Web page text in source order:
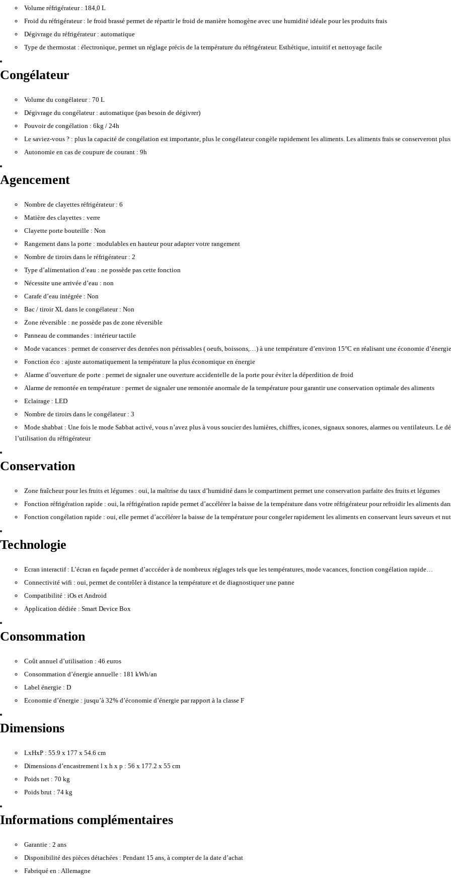
Volume réfrigérateur : 184,0 L
Froid du réfrigérateur : le froid brassé permet de répartir le froid de manière homogène avec une humidité idéale pour les produits frais
Dégivrage du réfrigérateur : automatique
Type de thermostat : électronique, permet un réglage précis de la température du réfrigérateur. Esthétique, intuitif et nettoyage facile
Congélateur
Volume du congélateur : 70 L
Dégivrage du congélateur : automatique (pas besoin de dégivrer)
Pouvoir de congélation : 6kg / 24h
Le saviez-vous ? : plus la capacité de congélation est importante, plus le congélateur congèle rapidement les aliments. Les aliments frais se conserveront
Autonomie en cas de coupure de courant : 9h
Agencement
Nombre de clayettes réfrigérateur : 6
Matière des clayettes : verre
Clayette porte bouteille : Non
Rangement dans la porte : modulables en hauteur pour adapter votre rangement
Nombre de tiroirs dans le réfrigérateur : 2
Type d’alimentation d’eau : ne possède pas cette fonction
Nécessite une arrivée d’eau : non
Carafe d’eau intégrée : Non
Bac / tiroir XL dans le congélateur : Non
Zone réversible : ne possède pas de zone réversible
Panneau de commandes : intérieur tactile
Mode vacances : permet de conserver des denrées non périssables ( oeufs, boissons,…) à une température d’environ 15°C en réalisant une économie d’énergie
Fonction éco : ajuste automatiquement la température la plus économique en énergie
Alarme d’ouverture de porte : permet de signaler une ouverture accidentelle de la porte pour éviter la déperdition de froid
Alarme de remontée en température : permet de signaler une remontée anormale de la température pour garantir une conservation optimale des aliments
Eclairage : LED
Nombre de tiroirs dans le congélateur : 3
Mode shabbat : Une fois le mode Sabbat activé, vous n’avez plus à vous soucier des lumières, chiffres, icones, signaux sonores, alarmes ou ventilateurs.
l’utilisation du réfrigérateur
Conservation
Zone fraîcheur pour les fruits et légumes : oui, la maîtrise du taux d’humidité dans le compartiment permet une conservation parfaite des fruits et légumes
Fonction réfrigération rapide : oui, la réfrigération rapide permet d’accélérer la baisse de la température dans votre réfrigérateur pour refroidir les aliments
Fonction congélation rapide : oui, elle permet d’accélérer la baisse de la température pour congeler rapidement les aliments en conservant leurs saveurs et
Technologie
Ecran interactif : L’écran en façade permet d’acccéder à de nombreux réglages tels que les températures, mode vacances, fonction congélation rapide…
Connectivité wifi : oui, permet de contrôler à distance la température et de diagnostiquer une panne
Compatibilité : iOs et Android
Application dédiée : Smart Device Box
Consommation
Coût annuel d’utilisation : 46 euros
Consommation d’énergie annuelle : 181 kWh/an
Label énergie : D
Economie d’énergie : jusqu’à 32% d’économie d’énergie par rapport à la classe F
Dimensions
LxHxP : 55.9 x 177 x 54.6 cm
Dimensions d’encastrement l x h x p : 56 x 177.2 x 55 cm
Poids net : 70 kg
Poids brut : 74 kg
Informations complémentaires
Garantie : 2 ans
Disponibilité des pièces détachées : Pendant 15 ans, à compter de la date d’achat
Fabriqué en : Allemagne